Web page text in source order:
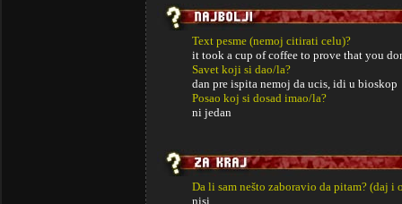
Text pesme (nemoj citirati celu)?
it took a cup of coffee to prove that you
Savet koji si dao/la?
dan pre ispita nemoj da ucis, idi u bioskop
Posao koj si dosad imao/la?
ni jedan
Da li sam nešto zaboravio da pitam? (daj i
nisi